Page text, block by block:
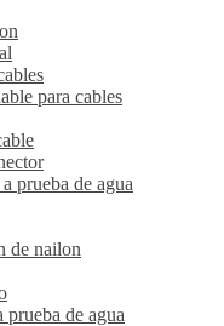
para cables
prueba de agua
de nailon
prueba de agua